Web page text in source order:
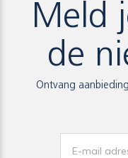
Meld
de
Ontvang